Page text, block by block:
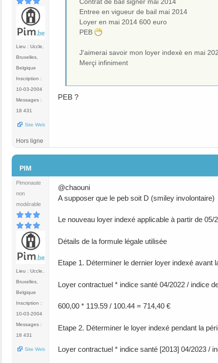
Lieu : Uccle,
Bruxelles,
Belgique
Inscription :
10-03-2004
Messages :
18 431
Site Web
Contrat de bail signer mai 2014
Entree en vigueur de bail mai 2014
Loyer en mai 2014 600 euro
PEB
J'aimerai savoir mon loyer indexè en mai
Merçi infiniment
PEB ?
Hors ligne
PIM
Pimonaute
non
modérable
Lieu : Uccle,
Bruxelles,
Belgique
Inscription :
10-03-2004
Messages :
18 431
Site Web
@chaouni
A supposer que le peb soit D (smiley involontaire)
Le nouveau loyer indexé applicable à partir de 05/
Détails de la formule légale utilisée
Etape 1. Déterminer le dernier loyer indexé avant
Loyer contractuel * indice santé 04/2022 / indice
600,00 * 119.59 / 100.44 = 714,40 €
Etape 2. Déterminer le loyer indexé pendant la
Loyer contractuel * indice santé [2013] 04/2023 /